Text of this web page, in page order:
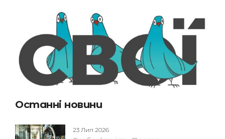
Останні новини
23 Лип 2026